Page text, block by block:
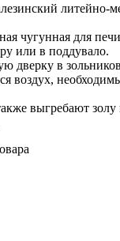
литейно-
чугунная для
или в поддувало.
дверку в
воздух,
выгребают